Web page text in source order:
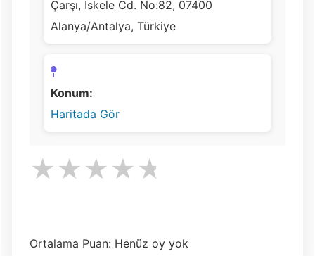
Çarşı, İskele Cd. No:82, 07400
Alanya/Antalya, Türkiye
Konum:
Haritada Gör
★ ★★★
Ortalama Puan: Henüz oy yok